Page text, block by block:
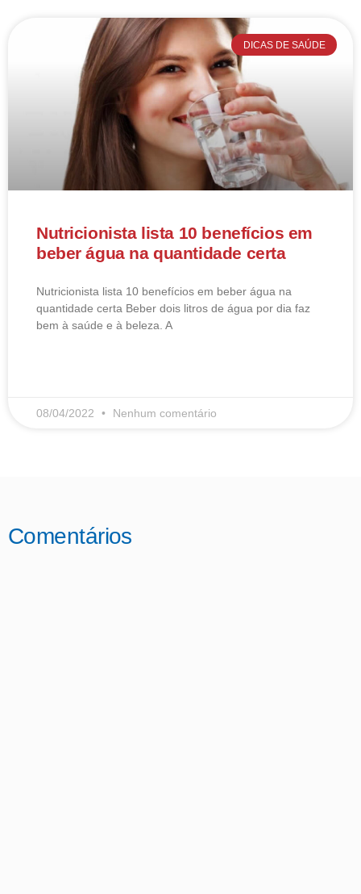
DICAS DE SAÚDE
Nutricionista lista 10 benefícios em
beber água na quantidade certa
Nutricionista lista 10 benefícios em beber água na
quantidade certa Beber dois litros de água por dia faz
bem à saúde e à beleza. A
08/04/2022 Nenhum comentário
Comentários